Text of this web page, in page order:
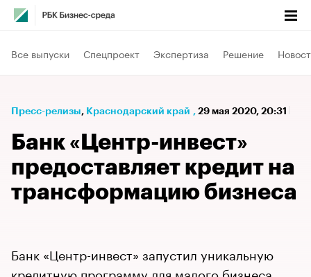
Все выпуски Спецпроект Экспертиза Решение
Пресс-релизы⁠, Краснодарский край , 29 мая 2020, 20:31
Банк «Центр-инвест»
предоставляет кредит на
трансформацию бизнеса
Банк «Центр-инвест» запустил уникальную
кредитную программу для малого бизнеса